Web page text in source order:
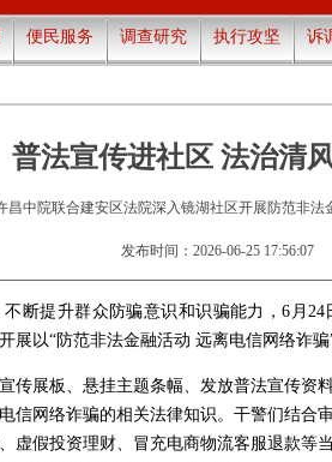
便民服务 调查研究 执行攻坚 诉
普法宣传进社区 法治清
昌中院联合建安区法院深入镜湖社区开展防范非法
发布时间：2026-06-25 17:56:07
断提升群众防骗意识和识骗能力 ，6 月24
展以“防范非法金融活动 远离电信网络诈骗
传展板、悬挂主题条幅、发放普法宣传资
信网络诈骗的相关法律知识。干警们结合
虚假投资理财、冒充电商物流客服退款等